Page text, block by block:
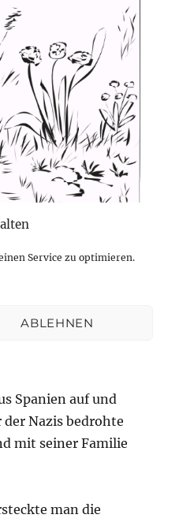
Service zu optimieren.
ABLEHNEN
Blog.
die
hat der 2020
musste erstmal
Spanien auf und
Nazis bedrohte
mit seiner Familie
man die